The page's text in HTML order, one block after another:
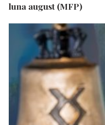
luna august (MFP)